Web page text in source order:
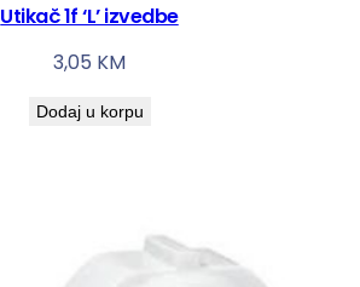
Utikač 1f ‘L’ izvedbe
3,05 KM
Dodaj u korpu